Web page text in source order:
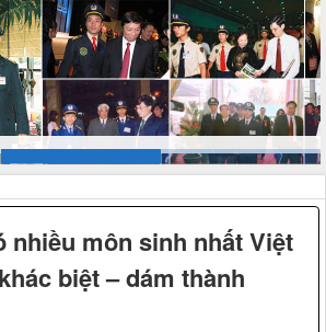
nhiều môn sinh nhất Việt
biệt – dám thành